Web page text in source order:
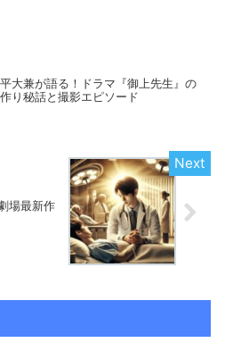
大兼が語る！ドラマ『御上先生』の
り秘話と撮影エピソード
場最新作